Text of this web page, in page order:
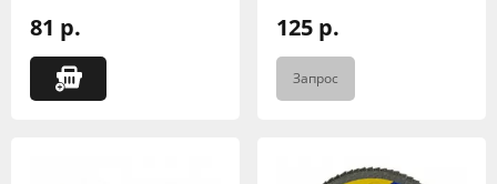
81 р. 125 р.
Запрос